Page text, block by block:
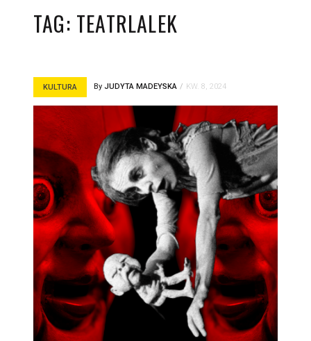
TAG: TEATRLALEK
KULTURA By JUDYTA MADEYSKA KW. 8, 2024